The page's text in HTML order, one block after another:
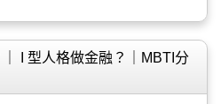
｜ I 型人格做金融？｜MBTI分